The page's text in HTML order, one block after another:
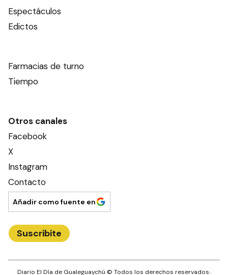
Espectáculos
Edictos
Farmacias de turno
Tiempo
Otros canales
Facebook
X
Instagram
Contacto
Añadir como fuente en
Suscribite
Diario El Día de Gualeguaychú © Todos los derechos reservados.·